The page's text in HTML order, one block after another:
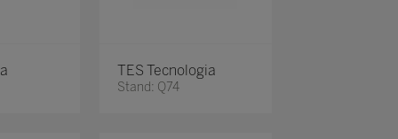
TES Tecnologia
Stand: Q74